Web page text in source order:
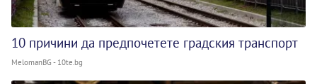
10 причини да предпочетете градския транспорт
MelomanBG - 10te.bg